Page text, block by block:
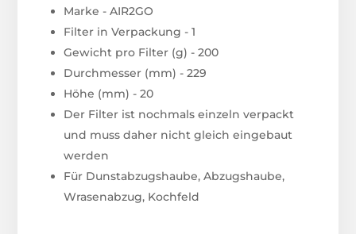
Marke - AIR2GO
Filter in Verpackung - 1
Gewicht pro Filter (g) - 200
Durchmesser (mm) - 229
Höhe (mm) - 20
Der Filter ist nochmals einzeln verpackt
und muss daher nicht gleich eingebaut
werden
Für Dunstabzugshaube, Abzugshaube,
Wrasenabzug, Kochfeld